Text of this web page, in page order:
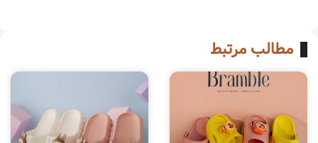
مطالب مرتبط